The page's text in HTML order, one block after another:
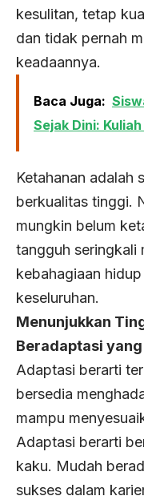
kesulitan, tetap
dan tidak pernah
keadaannya.
Baca Juga:
Sejak Dini:
Ketahanan adalah
berkualitas tinggi.
mungkin belum
tangguh seringkali
kebahagiaan
keseluruhan.
Menunjukkan
Beradaptasi
Adaptasi berarti
bersedia
mampu
Adaptasi berarti
kaku. Mudah
sukses dalam